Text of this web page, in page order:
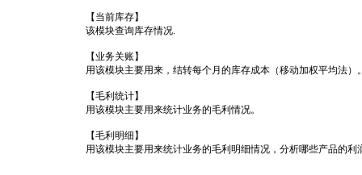
【当前库存】
该模块查询库存情况.
【业务关账】
用该模块主要用来，结转每个月的库存成本（移动加权平均法）
【毛利统计】
用该模块主要用来统计业务的毛利情况。
【毛利明细】
用该模块主要用来统计业务的毛利明细情况，分析哪些产品的利